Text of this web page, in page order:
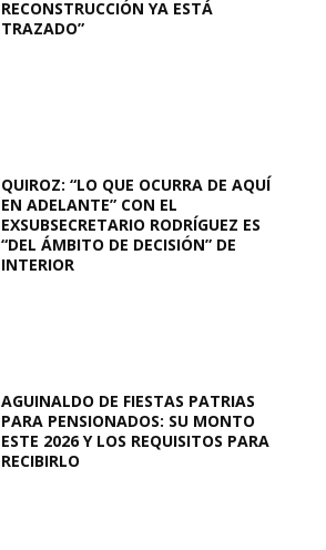
RECONSTRUCCIÓN YA ESTÁ
TRAZADO”
QUIROZ: “LO QUE OCURRA DE AQUÍ
EN ADELANTE” CON EL
EXSUBSECRETARIO RODRÍGUEZ ES
“DEL ÁMBITO DE DECISIÓN” DE
INTERIOR
AGUINALDO DE FIESTAS PATRIAS
PARA PENSIONADOS: SU MONTO
ESTE 2026 Y LOS REQUISITOS PARA
RECIBIRLO